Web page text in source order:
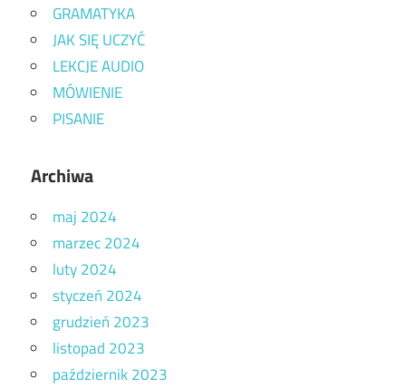
GRAMATYKA
JAK SIĘ UCZYĆ
LEKCJE AUDIO
MÓWIENIE
PISANIE
Archiwa
maj 2024
marzec 2024
luty 2024
styczeń 2024
grudzień 2023
listopad 2023
październik 2023